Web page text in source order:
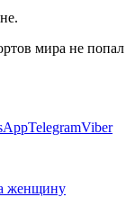
мира не попал
TelegramViber
женщину